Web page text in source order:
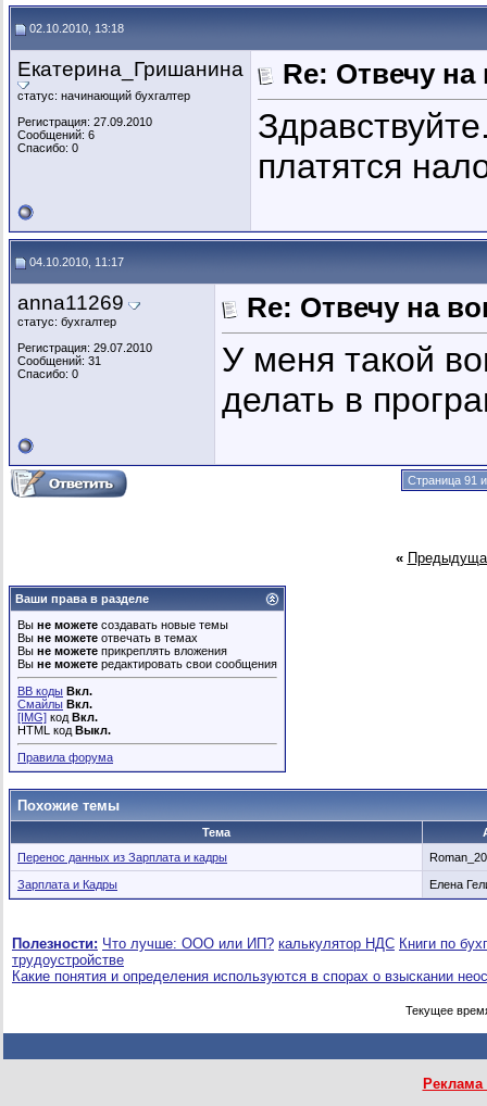
02.10.2010, 13:18
Екатерина_Гришанина
статус: начинающий бухгалтер
Регистрация: 27.09.2010
Сообщений: 6
Спасибо: 0
Re: Отвечу
платятся
04.10.2010, 11:17
anna11269
статус: бухгалтер
Регистрация: 29.07.2010
Сообщений: 31
Спасибо: 0
Re: Отвечу на
У меня такой
делать в
Страница 91
«
Ваши права в разделе
Вы не можете создавать новые темы
Вы не можете отвечать в темах
Вы не можете прикреплять вложения
Вы не можете редактировать свои сообщения
BB коды Вкл.
Смайлы Вкл.
[IMG] код Вкл.
HTML код Выкл.
Правила форума
Похожие темы
Тема
Перенос данных из Зарплата и кадры
Зарплата и Кадры Елена
Полезности: Что лучше: ООО или ИП? калькулятор НДС Книги по
трудоустройстве
Какие понятия и определения используются в спорах о взыскании
Текущее